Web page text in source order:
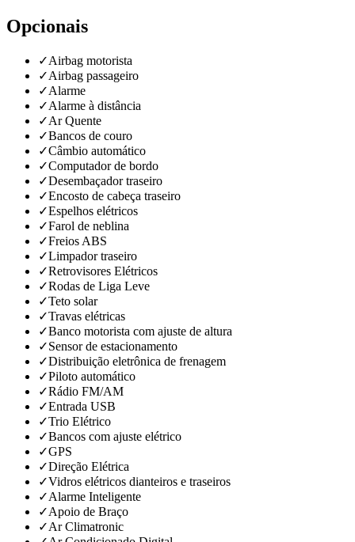
Opcionais
✓Airbag motorista
✓Airbag passageiro
✓Alarme
✓Alarme à distância
✓Ar Quente
✓Bancos de couro
✓Câmbio automático
✓Computador de bordo
✓Desembaçador traseiro
✓Encosto de cabeça traseiro
✓Espelhos elétricos
✓Farol de neblina
✓Freios ABS
✓Limpador traseiro
✓Retrovisores Elétricos
✓Rodas de Liga Leve
✓Teto solar
✓Travas elétricas
✓Banco motorista com ajuste de altura
✓Sensor de estacionamento
✓Distribuição eletrônica de frenagem
✓Piloto automático
✓Rádio FM/AM
✓Entrada USB
✓Trio Elétrico
✓Bancos com ajuste elétrico
✓GPS
✓Direção Elétrica
✓Vidros elétricos dianteiros e traseiros
✓Alarme Inteligente
✓Apoio de Braço
✓Ar Climatronic